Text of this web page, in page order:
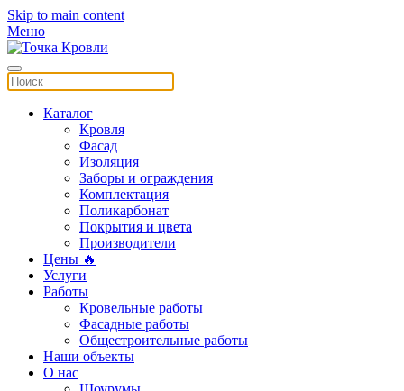
Skip to main content
Меню
Каталог
Кровля
Фасад
Изоляция
Заборы и ограждения
Комплектация
Поликарбонат
Покрытия и цвета
Производители
Цены 🔥
Услуги
Работы
Кровельные работы
Фасадные работы
Общестроительные работы
Наши объекты
О нас